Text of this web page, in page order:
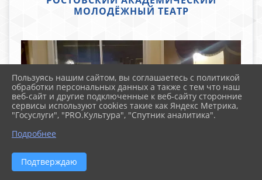
МОЛОДЁЖНЫЙ ТЕАТР
Пользуясь нашим сайтом, вы соглашаетесь с политикой
обработки персональных данных а также с тем что наш
веб-сайт и другие подключенные к веб-сайту сторонние
сервисы используют cookies такие как Яндекс Метрика,
"Госуслуги", "PRO.Культура", "Спутник аналитика".
Подробнее
Подтверждаю